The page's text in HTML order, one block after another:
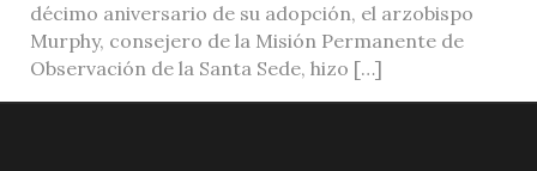
décimo aniversario de su adopción, el arzobispo
Murphy, consejero de la Misión Permanente de
Observación de la Santa Sede, hizo […]